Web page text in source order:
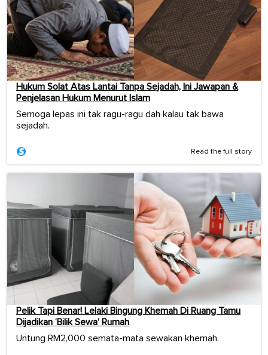
Hukum Solat Atas Lantai Tanpa Sejadah, Ini Jawapan &
Penjelasan Hukum Menurut Islam
Semoga lepas ini tak ragu-ragu dah kalau tak bawa
sejadah.
Read the full story
Pelik Tapi Benar! Lelaki Bingung Khemah Di Ruang Tamu
Dijadikan ‘Bilik Sewa’ Rumah
Untung RM2,000 semata-mata sewakan khemah.